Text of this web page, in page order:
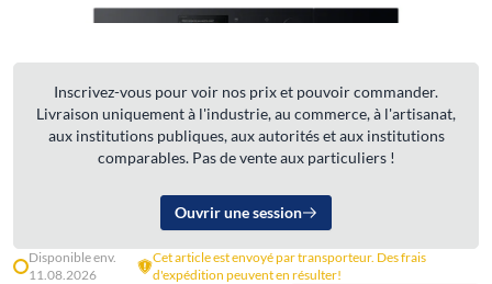
Inscrivez-vous pour voir nos prix et pouvoir commander.
Livraison uniquement à l'industrie, au commerce, à l'artisanat,
aux institutions publiques, aux autorités et aux institutions
comparables. Pas de vente aux particuliers !
Ouvrir une session
Disponible env.
11.08.2026
Cet article est envoyé par transporteur. Des frais
d'expédition peuvent en résulter!